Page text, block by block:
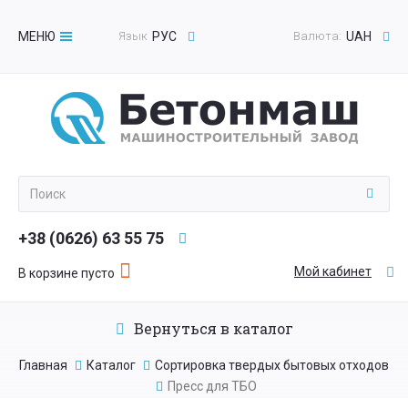
МЕНЮ
Toggle
Валюта: UAH
Язык РУС
+38 (0626) 63 55 75
В корзине пусто Мой кабинет
Вернуться в каталог
Главная Каталог
Сортировка твердых бытовых отходов
Пресс для ТБО